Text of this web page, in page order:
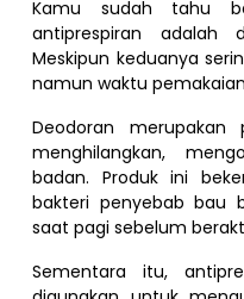
Kamu sudah tahu
antiprespiran adalah
Meskipun keduanya
namun waktu
Deodoran
menghilangkan,
badan. Produk ini
bakteri penyebab bau
saat pagi sebelum
Sementara itu,